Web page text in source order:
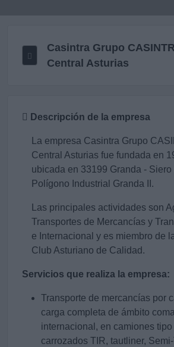
Casintra Grupo
Central Asturias
Descripción de la empresa
La empresa Casintra Grupo
Central Asturias fue fundada en
ubicada en 33199 Granda - Siero
Polígono Industrial Granda II.
Las principales actividades son
Transportes de Mercancías y
e Internacional y es miembro de
Club Asturiano de Calidad.
Servicios que realiza la empresa:
Transporte de mercancías por
carga completa de ámbito
internacional, en camiones tipo
carrozados TIR, tautliner,